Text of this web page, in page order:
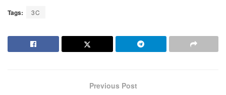
Tags: 3C
Previous Post